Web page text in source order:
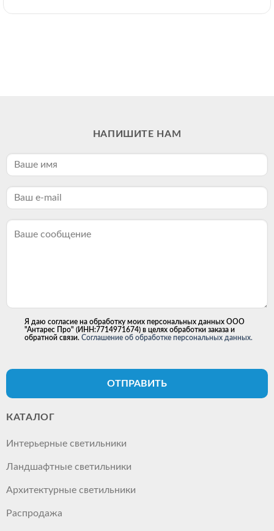
НАПИШИТЕ НАМ
Я даю согласие на обработку моих персональных данных ООО
"Антарес Про" (ИНН:7714971674) в целях обработки заказа и
обратной связи. Соглашение об обработке персональных данных.
ОТПРАВИТЬ
КАТАЛОГ
Интерьерные светильники
Ландшафтные светильники
Архитектурные светильники
Распродажа